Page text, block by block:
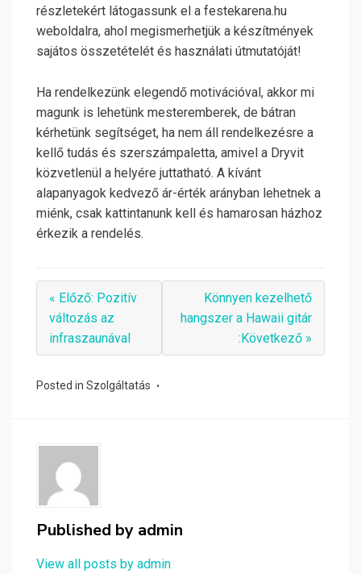
részletekért látogassunk el a festekarena.hu
weboldalra, ahol megismerhetjük a készítmények
sajátos összetételét és használati útmutatóját!
Ha rendelkezünk elegendő motivációval, akkor mi
magunk is lehetünk mesteremberek, de bátran
kérhetünk segítséget, ha nem áll rendelkezésre a
kellő tudás és szerszámpaletta, amivel a Dryvit
közvetlenül a helyére juttatható. A kívánt
alapanyagok kedvező ár-érték arányban lehetnek a
miénk, csak kattintanunk kell és hamarosan házhoz
érkezik a rendelés.
« Előző: Pozitív
változás az
infraszaunával
Könnyen kezelhető
hangszer a Hawaii gitár
:Következő »
Posted in Szolgáltatás
Published by admin
View all posts by admin